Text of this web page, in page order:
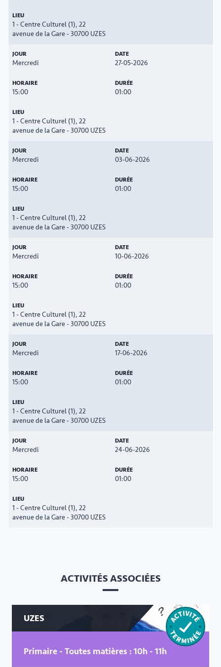
1 - Centre Culturel (1), 22
avenue de la Gare - 30700 UZES
Mercredi 27-05-2026
15:00 01:00
1 - Centre Culturel (1), 22
avenue de la Gare - 30700 UZES
Mercredi 03-06-2026
15:00 01:00
1 - Centre Culturel (1), 22
avenue de la Gare - 30700 UZES
Mercredi 10-06-2026
15:00 01:00
1 - Centre Culturel (1), 22
avenue de la Gare - 30700 UZES
Mercredi 17-06-2026
15:00 01:00
1 - Centre Culturel (1), 22
avenue de la Gare - 30700 UZES
Mercredi 24-06-2026
15:00 01:00
1 - Centre Culturel (1), 22
avenue de la Gare - 30700 UZES
ACTIVITÉS ASSOCIÉES
UZES
Primaire - Toutes matières : 10h - 11h